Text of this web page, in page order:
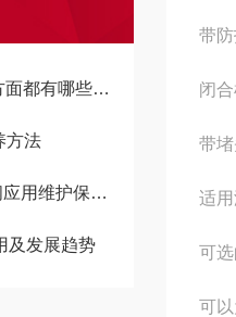
哪些突出的呢
方法
保养小知识）
及发展趋势
带
闭
带
适
可
可